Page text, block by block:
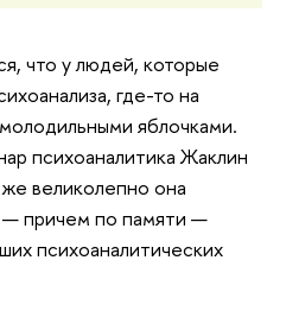
что у людей, которые
где-то на
яблочками.
психоаналитика Жаклин
великолепно она
— причем по памяти —
психоаналитических